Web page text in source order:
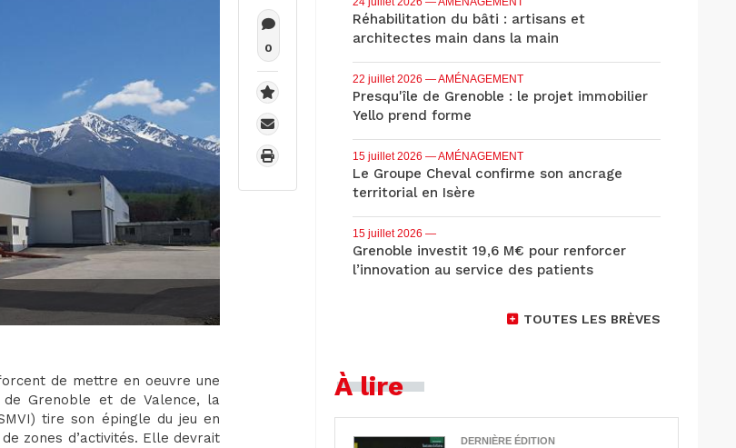
de mettre en oeuvre une
de Grenoble et de Valence, la
tire son épingle du jeu en
zones d’activités. Elle devrait
0
Réhabilitation du bâti : artisans et
architectes main dans la main
22 juillet 2026 — AMÉNAGEMENT
Presqu'île de Grenoble : le projet immobilier
Yello prend forme
15 juillet 2026 — AMÉNAGEMENT
Le Groupe Cheval confirme son ancrage
territorial en Isère
15 juillet 2026 —
Grenoble investit 19,6 M€ pour renforcer
l’innovation au service des patients
TOUTES LES BRÈVES
À lire
DERNIÈRE ÉDITION